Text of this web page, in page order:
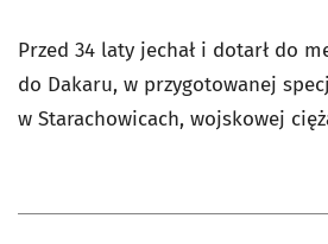
Przed 34 laty jechał i dotarł do
do Dakaru, w przygotowanej
w Starachowicach, wojskowej